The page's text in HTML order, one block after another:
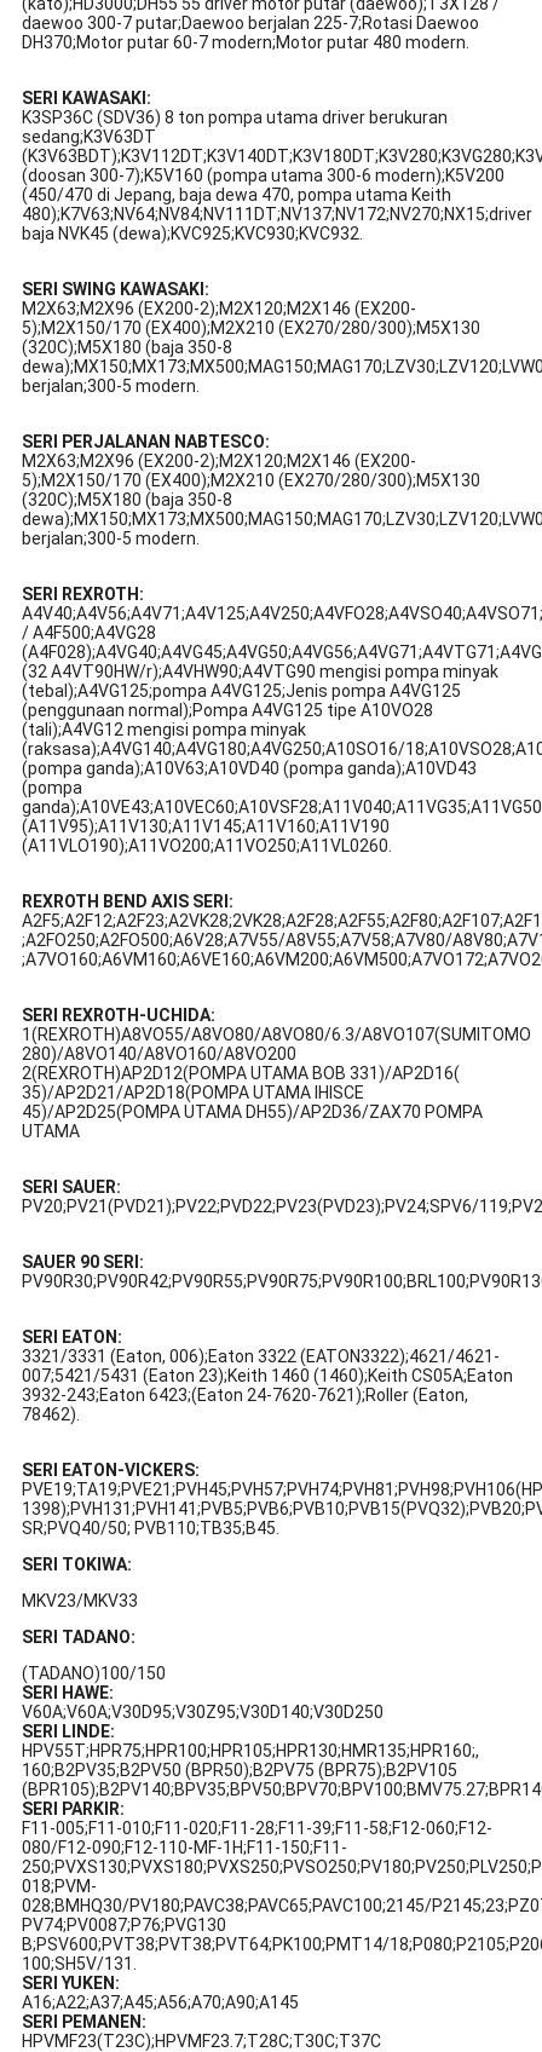
daewoo 300-7 putar;Daewoo berjalan 225-7;Rotasi Daewoo
DH370;Motor putar 60-7 modern;Motor putar 480 modern.
SERI KAWASAKI:
K3SP36C (SDV36) 8 ton pompa utama driver berukuran
sedang;K3V63DT
(doosan 300-7);K5V160 (pompa utama 300-6 modern);K5V200
(450/470 di Jepang, baja dewa 470, pompa utama Keith
480);K7V63;NV64;NV84;NV111DT;NV137;NV172;NV270;NX15;driver
baja NVK45 (dewa);KVC925;KVC930;KVC932.
SERI SWING KAWASAKI:
M2X63;M2X96 (EX200-2);M2X120;M2X146 (EX200-
5);M2X150/170 (EX400);M2X210 (EX270/280/300);M5X130
(320C);M5X180 (baja 350-8
berjalan;300-5 modern.
SERI PERJALANAN NABTESCO:
M2X63;M2X96 (EX200-2);M2X120;M2X146 (EX200-
5);M2X150/170 (EX400);M2X210 (EX270/280/300);M5X130
(320C);M5X180 (baja 350-8
berjalan;300-5 modern.
SERI REXROTH:
/ A4F500;A4VG28
(32 A4VT90HW/r);A4VHW90;A4VTG90 mengisi pompa minyak
(tebal);A4VG125;pompa A4VG125;Jenis pompa A4VG125
(penggunaan normal);Pompa A4VG125 tipe A10VO28
(tali);A4VG12 mengisi pompa minyak
(raksasa);A4VG140;A4VG180;A4VG250;A10SO16/
(pompa ganda);A10V63;A10VD40 (pompa ganda);A10VD43
(pompa
(A11V95);A11V130;A11V145;A11V160;A11V190
(A11VLO190);A11VO200;A11VO250;A11VL0260.
REXROTH BEND AXIS SERI:
;A2FO250;A2FO500;A6V28;A7V55/A8V55;A7V58;A7V80/
SERI REXROTH-UCHIDA:
1(REXROTH)A8VO55/A8VO80/A8VO80/6.3/A8VO107(SUMITOMO
280)/A8VO140/A8VO160/A8VO200
2(REXROTH)AP2D12(POMPA UTAMA BOB 331)/AP2D16(
35)/AP2D21/AP2D18(POMPA UTAMA IHISCE
45)/AP2D25(POMPA UTAMA DH55)/AP2D36/ZAX70 POMPA
UTAMA
SERI SAUER:
PV20;PV21(PVD21);PV22;PVD22;PV23(PVD23);PV24;SPV6/
SAUER 90 SERI:
SERI EATON:
3321/3331 (Eaton, 006);Eaton 3322 (EATON3322);4621/4621-
007;5421/5431 (Eaton 23);Keith 1460 (1460);Keith CS05A;Eaton
3932-243;Eaton 6423;(Eaton 24-7620-7621);Roller (Eaton,
78462).
SERI EATON-VICKERS:
SR;PVQ40/50; PVB110;TB35;B45.
SERI TOKIWA:
MKV23/MKV33
SERI TADANO:
(TADANO)100/150
SERI HAWE:
V60A;V60A;V30D95;V30Z95;V30D140;V30D250
SERI LINDE:
HPV55T;HPR75;HPR100;HPR105;HPR130;HMR135;HPR160;,
160;B2PV35;B2PV50 (BPR50);B2PV75 (BPR75);B2PV105
SERI PARKIR:
F11-005;F11-010;F11-020;F11-28;F11-39;F11-58;F12-060;F12-
080/F12-090;F12-110-MF-1H;F11-150;F11-
018;PVM-
028;BMHQ30/PV180;PAVC38;PAVC65;PAVC100;2145/
PV74;PV0087;P76;PVG130
B;PSV600;PVT38;PVT38;PVT64;PK100;PMT14/
100;SH5V/131.
SERI YUKEN:
A16;A22;A37;A45;A56;A70;A90;A145
SERI PEMANEN:
HPVMF23(T23C);HPVMF23.7;T28C;T30C;T37C